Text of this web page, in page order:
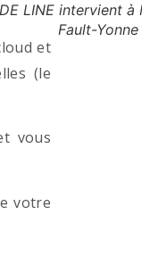
et
(le
vous
votre
LINE intervient à
Fault-Yonne